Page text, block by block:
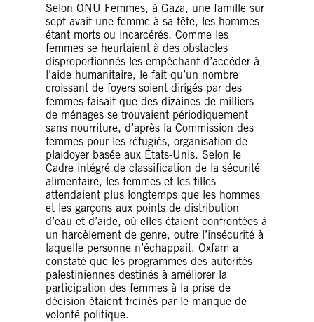
Selon ONU Femmes, à Gaza, une famille sur
sept avait une femme à sa tête, les hommes
étant morts ou incarcérés. Comme les
femmes se heurtaient à des obstacles
disproportionnés les empêchant d’accéder à
l’aide humanitaire, le fait qu’un nombre
croissant de foyers soient dirigés par des
femmes faisait que des dizaines de milliers
de ménages se trouvaient périodiquement
sans nourriture, d’après la Commission des
femmes pour les réfugiés, organisation de
plaidoyer basée aux États-Unis. Selon le
Cadre intégré de classification de la sécurité
alimentaire, les femmes et les filles
attendaient plus longtemps que les hommes
et les garçons aux points de distribution
d’eau et d’aide, où elles étaient confrontées à
un harcèlement de genre, outre l’insécurité à
laquelle personne n’échappait. Oxfam a
constaté que les programmes des autorités
palestiniennes destinés à améliorer la
participation des femmes à la prise de
décision étaient freinés par le manque de
volonté politique.